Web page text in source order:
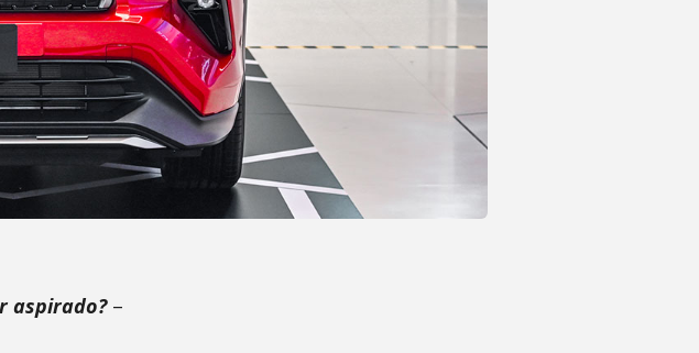
aspirado?–